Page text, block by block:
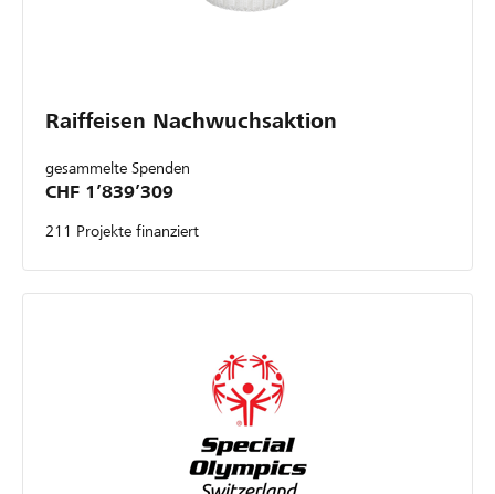
Raiffeisen Nachwuchsaktion
gesammelte Spenden
CHF 1’839’309
211 Projekte finanziert